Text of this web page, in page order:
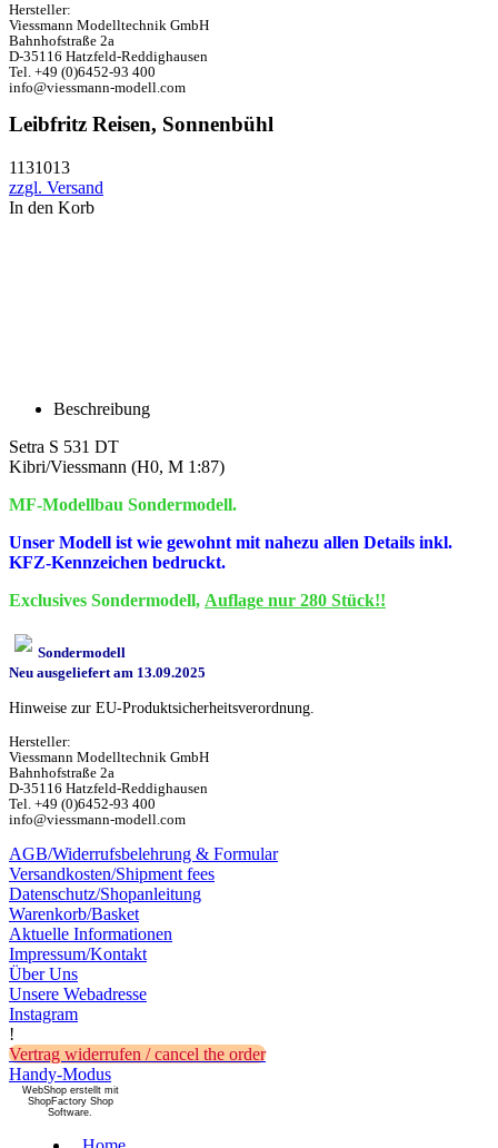
Hersteller:
Viessmann Modelltechnik GmbH
Bahnhofstraße 2a
D-35116 Hatzfeld-Reddighausen
Tel. +49 (0)6452-93 400
info@viessmann-modell.com
Leibfritz Reisen, Sonnenbühl
1131013
zzgl. Versand
In den Korb
Beschreibung
Setra S 531 DT
Kibri/Viessmann (H0, M 1:87)
MF-Modellbau Sondermodell.
Unser Modell ist wie gewohnt mit nahezu allen Details inkl.
KFZ-Kennzeichen bedruckt.
Exclusives Sondermodell, Auflage nur 280 Stück!!
Sondermodell
Neu ausgeliefert am 13.09.2025
Hinweise zur EU-Produktsicherheitsverordnung.
Hersteller:
Viessmann Modelltechnik GmbH
Bahnhofstraße 2a
D-35116 Hatzfeld-Reddighausen
Tel. +49 (0)6452-93 400
info@viessmann-modell.com
AGB/Widerrufsbelehrung & Formular
Versandkosten/Shipment fees
Datenschutz/Shopanleitung
Warenkorb/Basket
Aktuelle Informationen
Impressum/Kontakt
Über Uns
Unsere Webadresse
Instagram
!
Vertrag widerrufen / cancel the order
Handy-Modus
WebShop erstellt mit
ShopFactory Shop
Software.